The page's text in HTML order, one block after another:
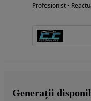
Profesionist •
Generații